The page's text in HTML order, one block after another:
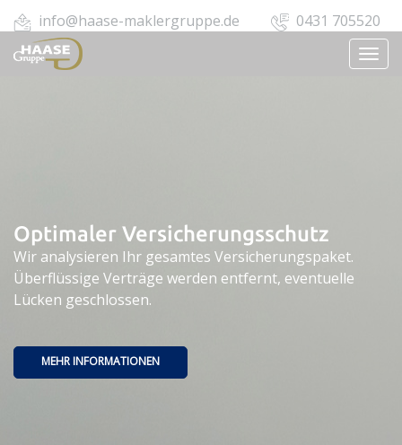
info@haase-maklergruppe.de 0431 705520
Optimaler Versicherungsschutz
Wir analysieren Ihr gesamtes Versicherungspaket.
Überflüssige Verträge werden entfernt, eventuelle
Lücken geschlossen.
MEHR INFORMATIONEN